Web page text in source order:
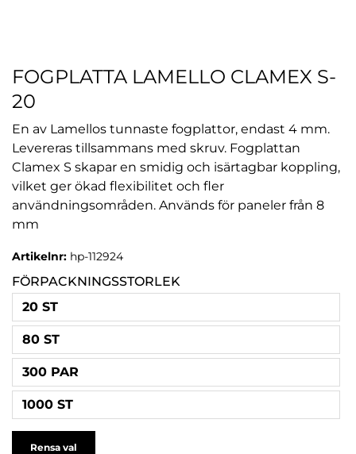
FOGPLATTA LAMELLO CLAMEX S-
20
En av Lamellos tunnaste fogplattor, endast 4 mm.
Levereras tillsammans med skruv. Fogplattan
Clamex S skapar en smidig och isärtagbar koppling,
vilket ger ökad flexibilitet och fler
användningsområden. Används för paneler från 8
mm
Artikelnr: hp-112924
FÖRPACKNINGSSTORLEK
20 ST
80 ST
300 PAR
1000 ST
Rensa val